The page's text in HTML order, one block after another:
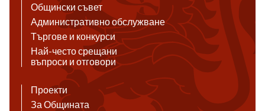
Общински съвет
Административно обслужване
Търгове и конкурси
Най-често срещани
въпроси и отговори
Проекти
За Общината